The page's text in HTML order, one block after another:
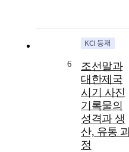
6
조선말과
대한제국
시기 사진
기록물의
성격과 생
산, 유통
정